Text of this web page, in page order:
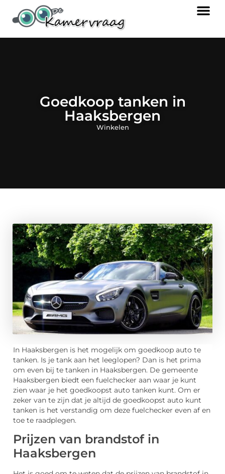
Goedkoop tanken in
Haaksbergen
Winkelen
In Haaksbergen is het mogelijk om goedkoop auto te
tanken. Is je tank aan het leeglopen? Dan is het prima
om even bij te tanken in Haaksbergen. De gemeente
Haaksbergen biedt een fuelchecker aan waar je kunt
zien waar je het goedkoopst auto tanken kunt. Om er
zeker van te zijn dat je altijd de goedkoopst auto kunt
tanken is het verstandig om deze fuelchecker even af en
toe te raadplegen.
Prijzen van brandstof in
Haaksbergen